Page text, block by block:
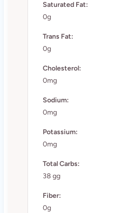
Saturated Fat:
0g
Trans Fat:
0g
Cholesterol:
0mg
Sodium:
0mg
Potassium:
0mg
Total Carbs:
38 gg
Fiber:
0g